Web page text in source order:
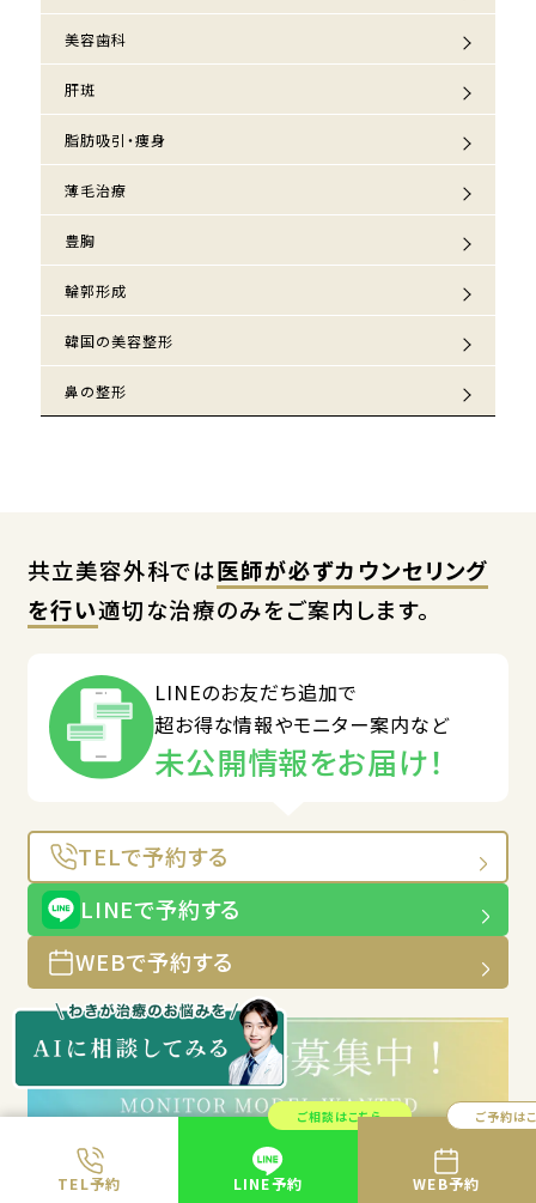
TEL予約
ご相談はこちら
LINE予約
ご予約は
WEB予約
美容歯科
肝斑
脂肪吸引・痩身
薄毛治療
豊胸
輪郭形成
韓国の美容整形
鼻の整形
共立美容外科では医師が必ずカウンセリング
を行い適切な治療のみをご案内します。
LINEのお友だち追加で
超お得な情報やモニター案内など
未公開情報をお届け！
TELで予約する
LINEで予約する
WEBで予約する